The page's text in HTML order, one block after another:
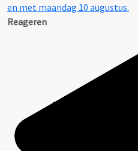
en met maandag 10 augustus.
Reageren